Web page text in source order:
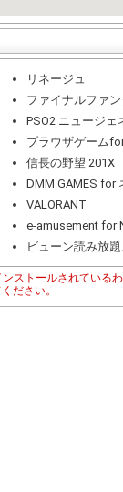
リネージュ
ファイナルファ
PSO2 ニュージェ
ブラウザゲーム
信長の野望 201X
DMM GAMES for
VALORANT
e-amusement for
ビューン読み放題
ストールされている
ださい。